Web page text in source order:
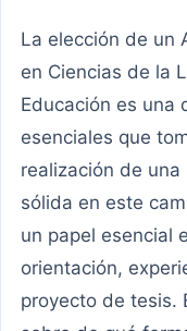
La elección de un
en Ciencias de la
Educación es una
esenciales que
realización de
sólida en este
un papel esencial
orientación,
proyecto de tesis.